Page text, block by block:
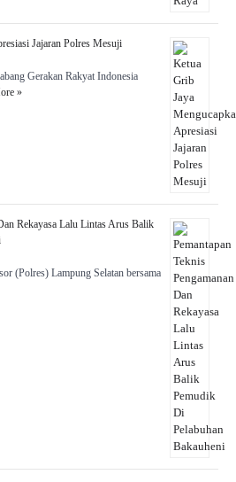
Jajaran Polres Mesuji
Gerakan Rakyat Indonesia
»
Rekayasa Lalu Lintas Arus Balik
(Polres) Lampung Selatan bersama